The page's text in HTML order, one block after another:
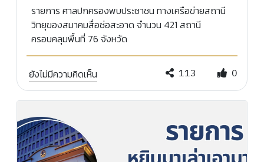
รายการ ศาลปกครองพบประชาชน ทางเครือข่ายสถานี
วิทยุของสมาคมสื่อช่อสะอาด จำนวน 421 สถานี
ครอบคลุมพื้นที่ 76 จังหวัด
ยังไม่มีความคิดเห็น 113 0